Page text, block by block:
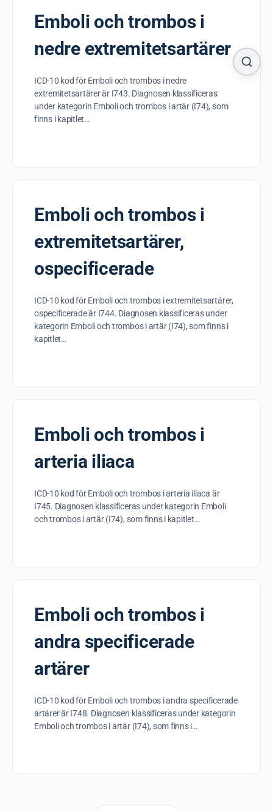
Emboli och trombos i
nedre extremitetsartärer
ICD-10 kod för Emboli och trombos i nedre
extremitetsartärer är I743. Diagnosen klassificeras
under kategorin Emboli och trombos i artär (I74), som
finns i kapitlet…
Emboli och trombos i
extremitetsartärer,
ospecificerade
ICD-10 kod för Emboli och trombos i extremitetsartärer,
ospecificerade är I744. Diagnosen klassificeras under
kategorin Emboli och trombos i artär (I74), som finns i
kapitlet…
Emboli och trombos i
arteria iliaca
ICD-10 kod för Emboli och trombos i arteria iliaca är
I745. Diagnosen klassificeras under kategorin Emboli
och trombos i artär (I74), som finns i kapitlet…
Emboli och trombos i
andra specificerade
artärer
ICD-10 kod för Emboli och trombos i andra specificerade
artärer är I748. Diagnosen klassificeras under kategorin
Emboli och trombos i artär (I74), som finns i…